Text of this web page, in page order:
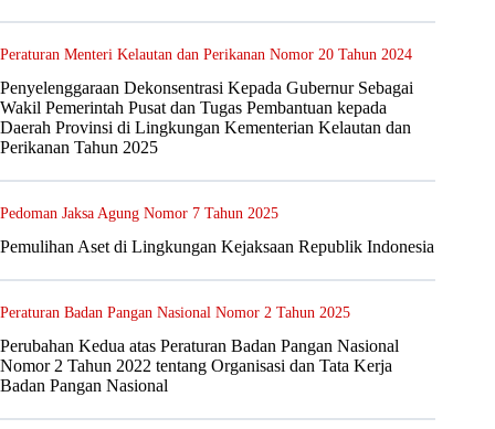
Peraturan Menteri Kelautan dan Perikanan Nomor 20 Tahun 2024
Penyelenggaraan Dekonsentrasi Kepada Gubernur Sebagai
Wakil Pemerintah Pusat dan Tugas Pembantuan kepada
Daerah Provinsi di Lingkungan Kementerian Kelautan dan
Perikanan Tahun 2025
Pedoman Jaksa Agung Nomor 7 Tahun 2025
Pemulihan Aset di Lingkungan Kejaksaan Republik Indonesia
Peraturan Badan Pangan Nasional Nomor 2 Tahun 2025
Perubahan Kedua atas Peraturan Badan Pangan Nasional
Nomor 2 Tahun 2022 tentang Organisasi dan Tata Kerja
Badan Pangan Nasional